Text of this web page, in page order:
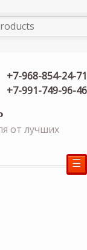
+7-968-854-24-71
+7-991-749-96-46
от лучших
☰